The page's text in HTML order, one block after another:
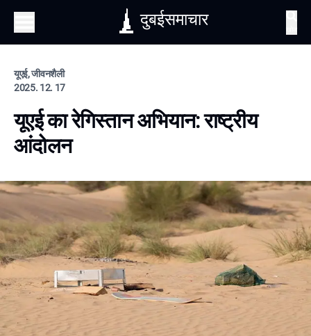
दुबईसमाचार
यूएई, जीवनशैली
2025. 12. 17
यूएई का रेगिस्तान अभियान: राष्ट्रीय
आंदोलन